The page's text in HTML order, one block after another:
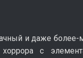
и даже
хоррора с